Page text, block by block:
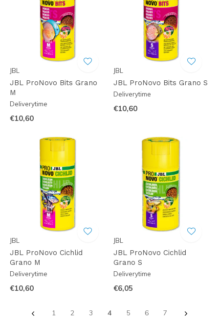
JBL
JBL ProNovo Bits Grano
M
Deliverytime
€10,60
JBL
JBL ProNovo Bits Grano S
Deliverytime
€10,60
JBL
JBL ProNovo Cichlid
Grano M
Deliverytime
€10,60
JBL
JBL ProNovo Cichlid
Grano S
Deliverytime
€6,05
1 2 3 4 5 6 7